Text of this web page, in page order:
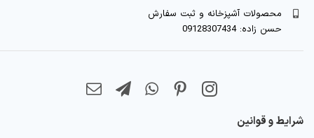
محصولات آشپزخانه و ثبت سفارش
حسن زاده: 09128307434
شرایط و قوانین